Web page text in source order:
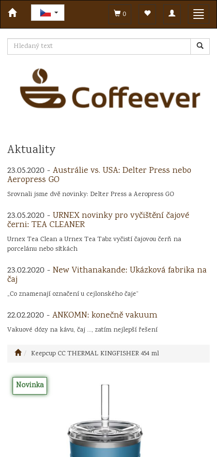
Toggle
navigation
0
Aktuality
23.05.2020 - Austrálie vs. USA: Delter Press nebo
Aeropress GO
Srovnali jsme dvě novinky: Delter Press a Aeropress GO
23.05.2020 - URNEX novinky pro vyčištění čajové
černi: TEA CLEANER
Urnex Tea Clean a Urnex Tea Tabz vyčistí čajovou čerň na
porcelánu nebo sítkách
23.02.2020 - New Vithanakande: Ukázková fabrika na
čaj
„Co znamenají označení u cejlonského čaje“
22.02.2020 - ANKOMN: konečně vakuum
Vakuové dózy na kávu, čaj ..., zatím nejlepší řešení
Keepcup CC THERMAL KINGFISHER 454 ml
Novinka